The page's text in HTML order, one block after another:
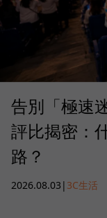
告別「極速
評比揭密：
路？
2026.08.03 | 3C生活